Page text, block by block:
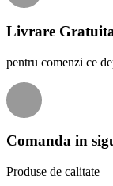
Livrare
pentru comenzi ce
Comanda in
Produse de calitate